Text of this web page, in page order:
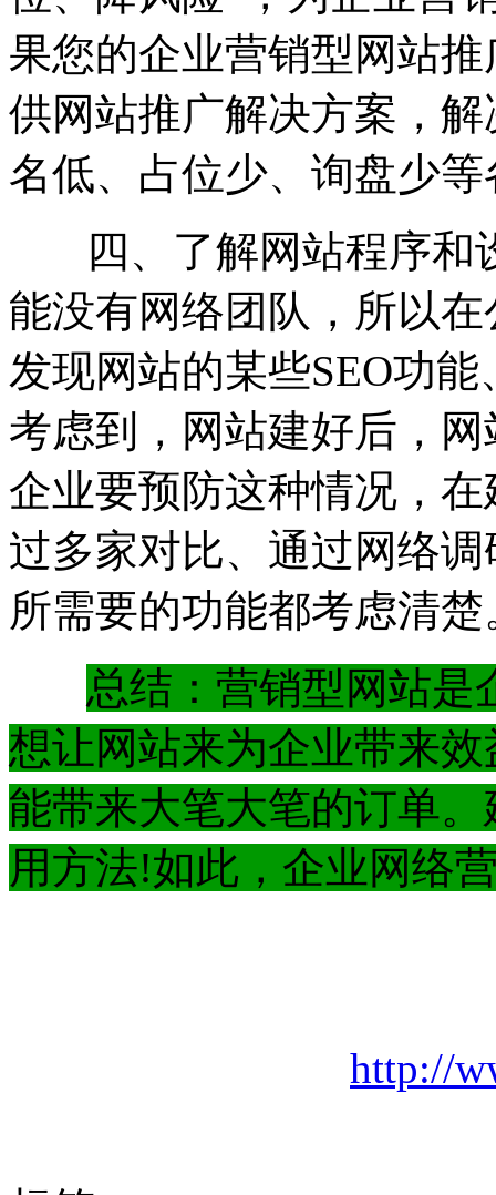
果您的企业营销型网站
供网站推广解决方案，
名低、占位少、询盘少
四、了解网站程序和
能没有网络团队，所以
发现网站的某些SEO功
考虑到，网站建好后，
企业要预防这种情况，
过多家对比、通过网络
所需要的功能都考虑清楚
总结：营销型网站是
想让网站来为企业带来效
能带来大笔大笔的订单
用方法!如此，企业网络
http://